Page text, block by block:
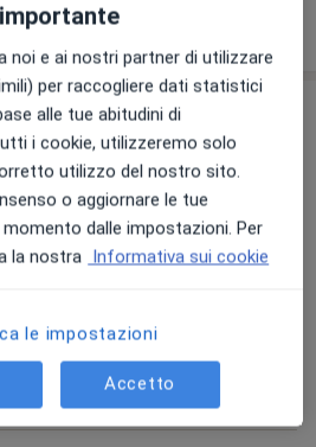
dettagli
Prenota una visita
holter
Prenota una visita
noi e ai nostri partner di utilizzare
per raccogliere dati statistici
alle tue abitudini di
i cookie, utilizzeremo solo
utilizzo del nostro sito.
o aggiornare le tue
dalle impostazioni. Per
la nostra Informativa sui cookie
le impostazioni
Accetto